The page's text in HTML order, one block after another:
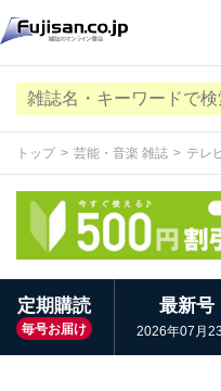
トップ 芸能・音楽 雑誌 テレ
定期購読
毎号お届け
最新号
2026年07月